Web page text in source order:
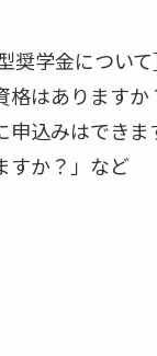
奨学金につい
はありますか
込みはできま
か？」など